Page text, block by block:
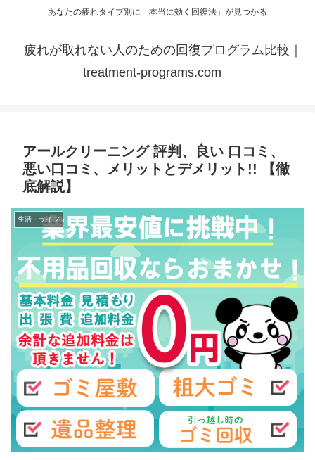
あなたの疲れタイプ別に「本当に効く回復法」が見つかる
疲れが取れない人のための回復プログラム比較｜
treatment-programs.com
アールクリーニング 評判、良い 口コミ、
悪い口コミ、メリットとデメリット!! 【徹
底解説】
生活・ライフ